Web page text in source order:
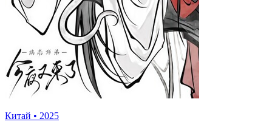
Китай • 2025